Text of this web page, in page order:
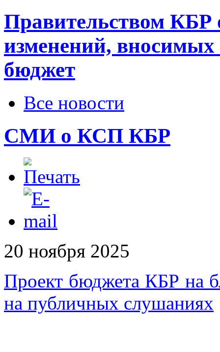
Правительством КБР
изменений, вносимых
бюджет
Все новости
СМИ о КСП КБР
20 ноября 2025
Проект бюджета КБР на
на публичных слушаниях